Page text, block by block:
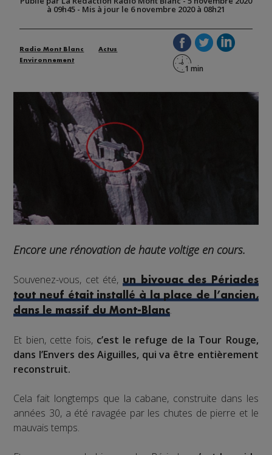
à 09h45 - Mis à jour le 6 novembre 2020 à 08h21
Radio Mont Blanc
Actus
Environnement
Encore une rénovation de haute voltige en cours.
Souvenez-vous, cet été, un bivouac des Périades
tout neuf était installé à la place de l’ancien,
dans le massif du Mont-Blanc.
Et bien, cette fois, c’est le refuge de la Tour Rouge,
dans l’Envers des Aiguilles, qui va être entièrement
reconstruit.
Cela fait longtemps que la cabane, construite dans les
années 30, a été ravagée par les chutes de pierre et le
mauvais temps.